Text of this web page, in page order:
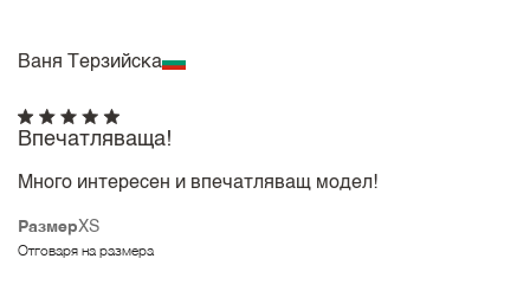
Ваня Терзийска
РазмерXS
Отговаря на размера
Впечатляваща!
Много интересен и впечатляващ модел!